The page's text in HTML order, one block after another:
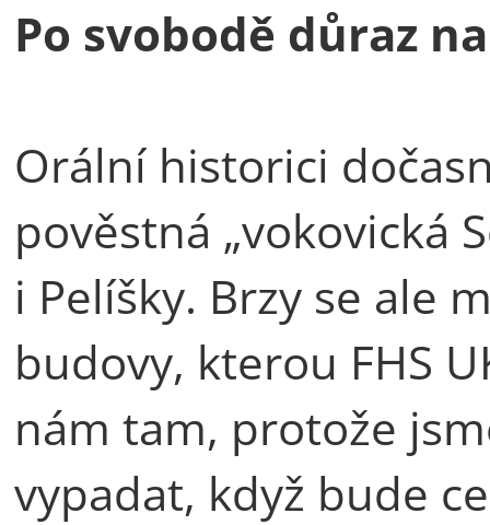
Po svobodě důraz
Orální historici
pověstná „vokovická
i Pelíšky. Brzy se ale
budovy, kterou FHS
nám tam, protože
vypadat, když bude